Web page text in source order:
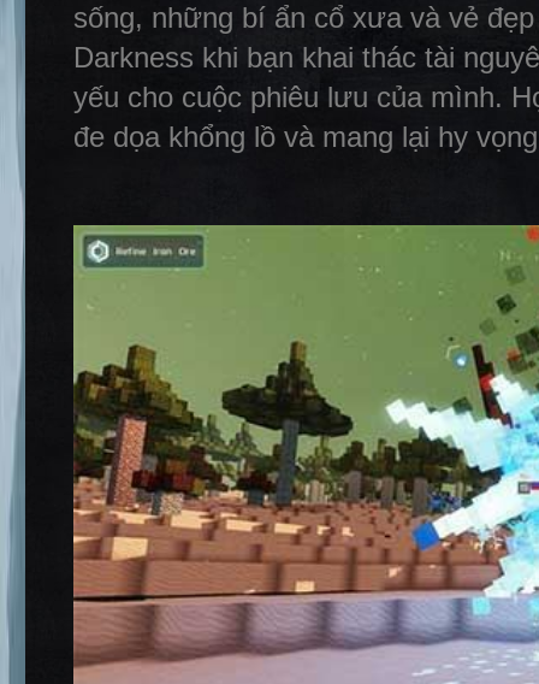
sống, những bí ẩn cổ xưa và vẻ
Darkness khi bạn khai thác tài
yếu cho cuộc phiêu lưu của mình.
đe dọa khổng lồ và mang lại hy